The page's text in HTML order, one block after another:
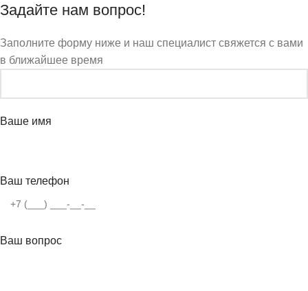
Задайте нам вопрос!
Заполните форму ниже и наш специалист свяжется с вами
в ближайшее время
Ваше имя
Ваш телефон
Ваш вопрос